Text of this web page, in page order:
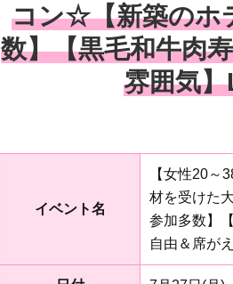
コン☆【新築のホ
数】【黒毛和牛肉
雰囲気
イベント名
【女性20～
材を受けた
参加多数】
自由＆席が